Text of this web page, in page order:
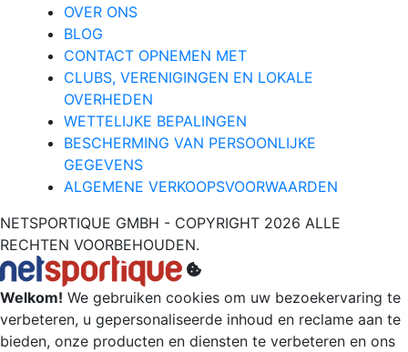
OVER ONS
BLOG
CONTACT OPNEMEN MET
CLUBS, VERENIGINGEN EN LOKALE
OVERHEDEN
WETTELIJKE BEPALINGEN
BESCHERMING VAN PERSOONLIJKE
GEGEVENS
ALGEMENE VERKOOPSVOORWAARDEN
NETSPORTIQUE GMBH - COPYRIGHT 2026 ALLE
RECHTEN VOORBEHOUDEN.
Welkom! We gebruiken cookies om uw bezoekervaring te
verbeteren, u gepersonaliseerde inhoud en reclame aan te
bieden, onze producten en diensten te verbeteren en ons